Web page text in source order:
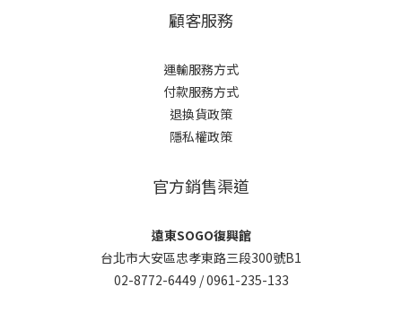
顧客服務
運輸服務方式
付款服務方式
退換貨政策
隱私權政策
官方銷售渠道
遠東SOGO復興館
台北市大安區忠孝東路三段300號B1
02-8772-6449 /0961-235-133